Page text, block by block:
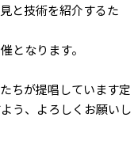
と技術を紹介するた
となります。
ちが提唱しています定
う、よろしくお願いし